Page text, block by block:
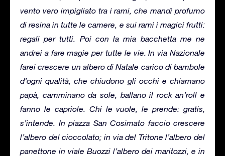
vento vero impigliato tra i rami, che mandi profumo
di resina in tutte le camere, e sui rami i magici frutti:
regali per tutti. Poi con la mia bacchetta me ne
andrei a fare magie per tutte le vie. In via Nazionale
farei crescere un albero di Natale carico di bambole
d’ogni qualità, che chiudono gli occhi e chiamano
papà, camminano da sole, ballano il rock an’roll e
fanno le capriole. Chi le vuole, le prende: gratis,
s’intende. In piazza San Cosimato faccio crescere
l’albero del cioccolato; in via del Tritone l’albero del
panettone in viale Buozzi l’albero dei maritozzi, e in